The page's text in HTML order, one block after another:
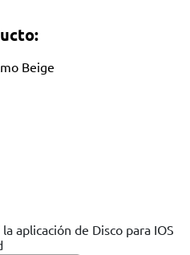
Beige
la aplicación de Disco para IOS